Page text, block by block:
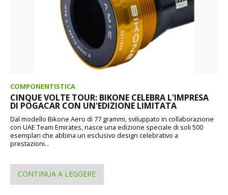
COMPONENTISTICA
CINQUE VOLTE TOUR: BIKONE CELEBRA L'IMPRESA
DI POGACAR CON UN'EDIZIONE LIMITATA
Dal modello Bikone Aero di 77 grammi, sviluppato in collaborazione
con UAE Team Emirates, nasce una edizione speciale di soli 500
esemplari che abbina un esclusivo design celebrativo a
prestazioni...
CONTINUA A LEGGERE